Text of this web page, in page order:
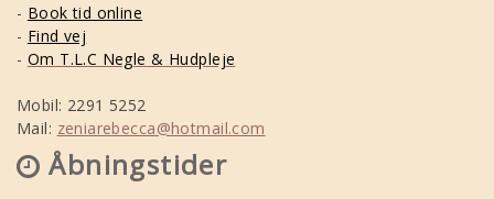
- Book tid online
- Find vej
- Om T.L.C Negle & Hudpleje
Mobil: 2291 5252
Mail: zeniarebecca@hotmail.com
Åbningstider